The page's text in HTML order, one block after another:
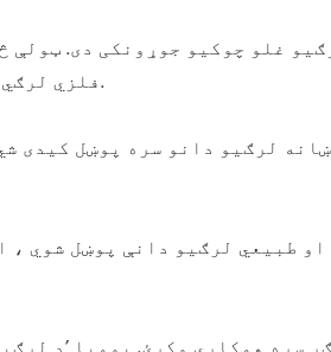
فلزي لرګي د غلو ټیکنالوژۍ درې بې ساري ګټې شتون لري.
لرګیو دانو سره پوښل کیدی
طبیعي لرګیو دانې پوښل شوي